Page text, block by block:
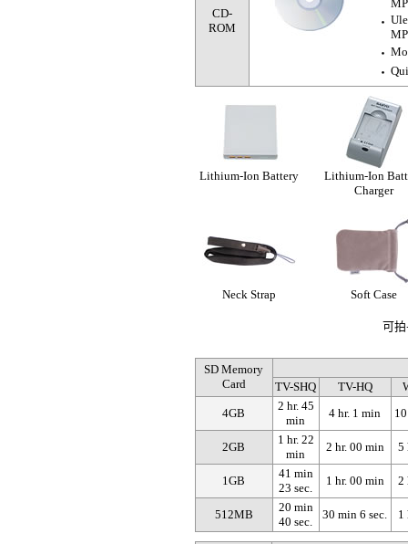
CD-
ROM
‧
‧
‧
Lithium-Ion Battery
Lithium-Ion
Charger
Neck Strap Soft Case
可
SD Memory
Card
TV-SHQ TV-HQ
4GB
2 hr. 45
min
4 hr. 1 min
2GB
1 hr. 22
min
2 hr. 00 min 5
1GB
41 min
23 sec.
1 hr. 00 min 2
512MB
20 min
40 sec.
30 min 6 sec. 1